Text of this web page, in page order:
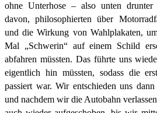
ohne Unterhose – also unten
davon, philosophierten über
und die Wirkung von Wahlplakaten,
Mal „Schwerin“ auf einem Schild
abfahren müssten. Das führte uns
eigentlich hin müssten, sodass die
passiert war. Wir entschieden uns
und nachdem wir die Autobahn